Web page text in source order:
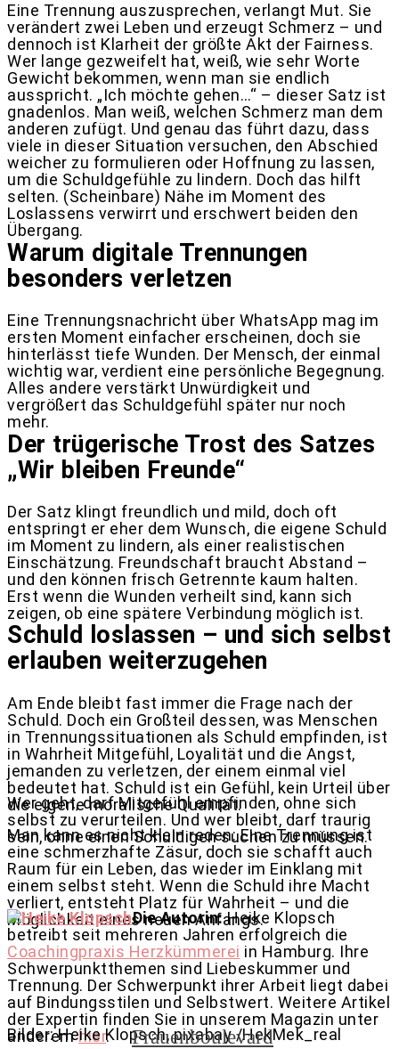
Eine Trennung auszusprechen, verlangt Mut. Sie
verändert zwei Leben und erzeugt Schmerz – und
dennoch ist Klarheit der größte Akt der Fairness.
Wer lange gezweifelt hat, weiß, wie sehr Worte
Gewicht bekommen, wenn man sie endlich
ausspricht. „Ich möchte gehen…“ – dieser Satz ist
gnadenlos. Man weiß, welchen Schmerz man dem
anderen zufügt. Und genau das führt dazu, dass
viele in dieser Situation versuchen, den Abschied
weicher zu formulieren oder Hoffnung zu lassen,
um die Schuldgefühle zu lindern. Doch das hilft
selten. (Scheinbare) Nähe im Moment des
Loslassens verwirrt und erschwert beiden den
Übergang.
Warum digitale Trennungen
besonders verletzen
Eine Trennungsnachricht über WhatsApp mag im
ersten Moment einfacher erscheinen, doch sie
hinterlässt tiefe Wunden. Der Mensch, der einmal
wichtig war, verdient eine persönliche Begegnung.
Alles andere verstärkt Unwürdigkeit und
vergrößert das Schuldgefühl später nur noch
mehr.
Der trügerische Trost des Satzes
„Wir bleiben Freunde“
Der Satz klingt freundlich und mild, doch oft
entspringt er eher dem Wunsch, die eigene Schuld
im Moment zu lindern, als einer realistischen
Einschätzung. Freundschaft braucht Abstand –
und den können frisch Getrennte kaum halten.
Erst wenn die Wunden verheilt sind, kann sich
zeigen, ob eine spätere Verbindung möglich ist.
Schuld loslassen – und sich selbst
erlauben weiterzugehen
Am Ende bleibt fast immer die Frage nach der
Schuld. Doch ein Großteil dessen, was Menschen
in Trennungssituationen als Schuld empfinden, ist
in Wahrheit Mitgefühl, Loyalität und die Angst,
jemanden zu verletzen, der einem einmal viel
bedeutet hat. Schuld ist ein Gefühl, kein Urteil über
die eigene moralische Qualität.
Wer geht, darf Mitgefühl empfinden, ohne sich
selbst zu verurteilen. Und wer bleibt, darf traurig
sein, ohne einen Schuldigen suchen zu müssen.
Man kann es nicht klein reden: Eine Trennung ist
eine schmerzhafte Zäsur, doch sie schafft auch
Raum für ein Leben, das wieder im Einklang mit
einem selbst steht. Wenn die Schuld ihre Macht
verliert, entsteht Platz für Wahrheit – und die
Möglichkeit eines neuen Anfangs.
Die Autorin:Heike Klopsch
betreibt seit mehreren Jahren erfolgreich die
Coachingpraxis Herzkümmerei in Hamburg. Ihre
Schwerpunktthemen sind Liebeskummer und
Trennung. Der Schwerpunkt ihrer Arbeit liegt dabei
auf Bindungsstilen und Selbstwert. Weitere Artikel
der Expertin finden Sie in unserem Magazin unter
anderemhier.
Bilder: Heike Klopsch, pixabay /HekMek_real
Frauenboulevard